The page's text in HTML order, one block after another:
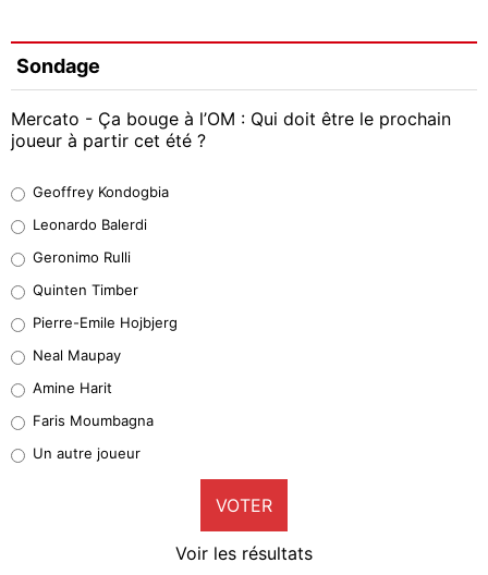
Sondage
Mercato - Ça bouge à l’OM : Qui doit être le prochain
joueur à partir cet été ?
38%
32%
5%
1%
9%
Geoffrey Kondogbia
Leonardo Balerdi
Geronimo Rulli
Quinten Timber
Pierre-Emile Hojbjerg
Neal Maupay
Amine Harit
Faris Moumbagna
Un autre joueur
VOTER
Voir les résultats